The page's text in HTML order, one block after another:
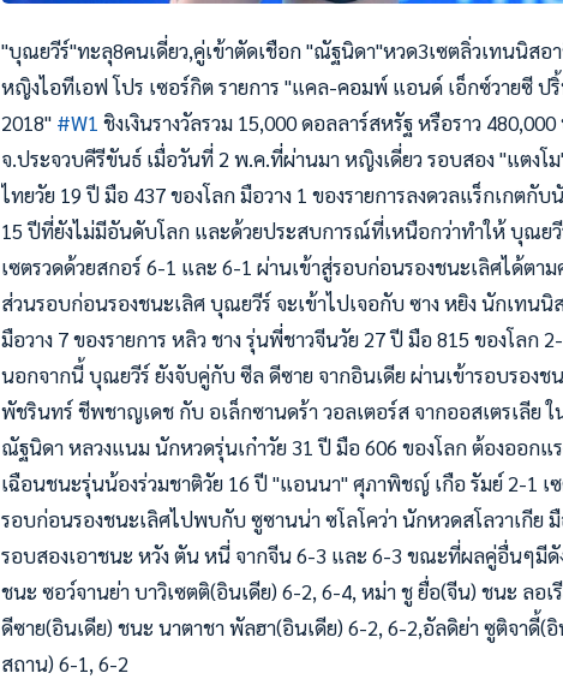
"บุณยวีร์"ทะลุ8คนเดี่ยว,คู่เข้าตัดเชือก "ณัฐนิดา"หวด3เซตลิ่วเทนนิส
หญิงไอทีเอฟ โปร เซอร์กิต รายการ "แคล-คอมพ์ แอนด์ เอ็กซ์วายซี ป
2018" #W1 ชิงเงินรางวัลรวม 15,000 ดอลลาร์สหรัฐ หรือราว
จ.ประจวบคีรีขันธ์ เมื่อวันที่ 2 พ.ค.ที่ผ่านมา หญิงเดี่ยว รอบสอง "แตง
ไทยวัย 19 ปี มือ 437 ของโลก มือวาง 1 ของรายการลงดวลแร็กเกตกับ
15 ปีที่ยังไม่มีอันดับโลก และด้วยประสบการณ์ที่เหนือกว่าทำให้ บุณยวี
เซตรวดด้วยสกอร์ 6-1 และ 6-1 ผ่านเข้าสู่รอบก่อนรองชนะเลิศได้ตาม
ส่วนรอบก่อนรองชนะเลิศ บุณยวีร์ จะเข้าไปเจอกับ ซาง หยิง นักเทน
มือวาง 7 ของรายการ หลิว ชาง รุ่นพี่ชาวจีนวัย 27 ปี มือ 815 ของโลก
นอกจากนี้ บุณยวีร์ ยังจับคู่กับ ซีล ดีซาย จากอินเดีย ผ่านเข้ารอบรอง
พัชรินทร์ ชีพชาญเดช กับ อเล็กซานดร้า วอลเตอร์ส จากออสเตรเลีย
ณัฐนิดา หลวงแนม นักหวดรุ่นเก๋าวัย 31 ปี มือ 606 ของโลก ต้องออกแร
เฉือนชนะรุ่นน้องร่วมชาติวัย 16 ปี "แอนนา" ศุภาพิชญ์ เกือ รัมย์ 2-1 เ
รอบก่อนรองชนะเลิศไปพบกับ ซูซานน่า ซโลโคว่า นักหวดสโลวาเกีย มื
รอบสองเอาชนะ หวัง ตัน หนี่ จากจีน 6-3 และ 6-3 ขณะที่ผลคู่อื่นๆมีดั
ชนะ ซอว์จานย่า บาวิเซตติ(อินเดีย) 6-2, 6-4, หม่า ชู ยื่อ(จีน) ชนะ ลอเ
ดีซาย(อินเดีย) ชนะ นาตาชา พัลฮา(อินเดีย) 6-2, 6-2,อัลดิย่า ซูติจาดี้(
สถาน) 6-1, 6-2